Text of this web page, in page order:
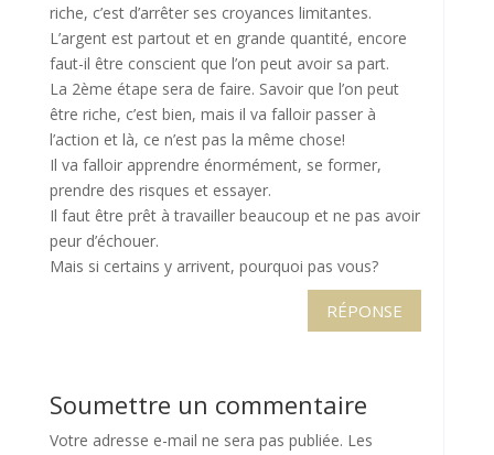
riche, c’est d’arrêter ses croyances limitantes.
L’argent est partout et en grande quantité, encore
faut-il être conscient que l’on peut avoir sa part.
La 2ème étape sera de faire. Savoir que l’on peut
être riche, c’est bien, mais il va falloir passer à
l’action et là, ce n’est pas la même chose!
Il va falloir apprendre énormément, se former,
prendre des risques et essayer.
Il faut être prêt à travailler beaucoup et ne pas avoir
peur d’échouer.
Mais si certains y arrivent, pourquoi pas vous?
RÉPONSE
Soumettre un commentaire
Votre adresse e-mail ne sera pas publiée. Les